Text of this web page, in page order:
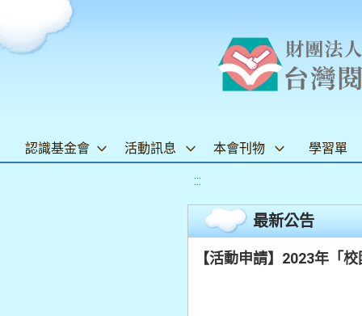
認識基金會 活動訊息 本會刊物 學習單
:::
最新公告
【活動申請】2023年「